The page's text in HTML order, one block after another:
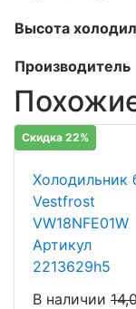
Высота
Производитель
Скидка 22%
Холодильник
Vestfrost
VW18NFE01W
Артикул
2213629h5
В наличии